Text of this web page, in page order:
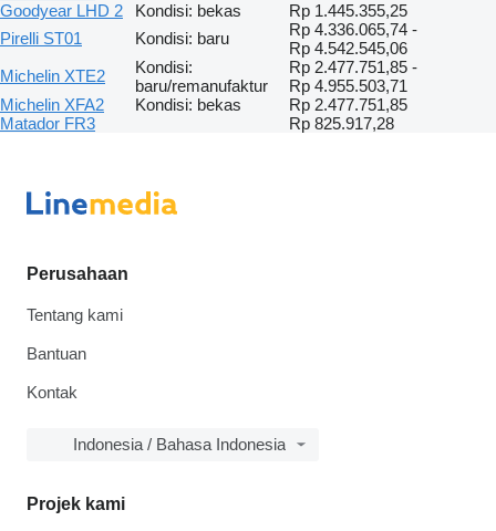
Goodyear LHD 2
Kondisi: bekas
Rp 1.445.355,25
Pirelli ST01
Kondisi: baru
Rp 4.336.065,74 -
Rp 4.542.545,06
Michelin XTE2
Kondisi:
baru/remanufaktur
Rp 2.477.751,85 -
Rp 4.955.503,71
Michelin XFA2
Kondisi: bekas
Rp 2.477.751,85
Matador FR3
Rp 825.917,28
Perusahaan
Tentang kami
Bantuan
Kontak
Indonesia / Bahasa Indonesia
Projek kami